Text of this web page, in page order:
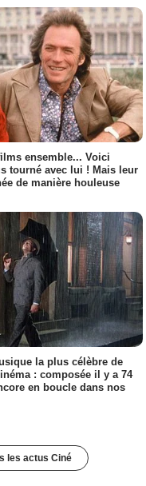
ensemble... Voici
tourné avec lui ! Mais leur
de manière houleuse
la plus célèbre de
: composée il y a 74
en boucle dans nos
les actus Ciné